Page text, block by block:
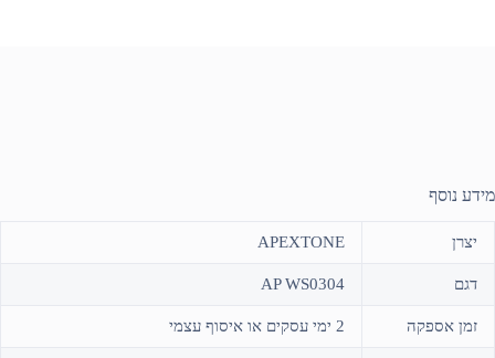
מידע נוסף
יצרן APEXTONE
דגם AP WS0304
זמן אספקה 2 ימי עסקים או איסוף עצמי